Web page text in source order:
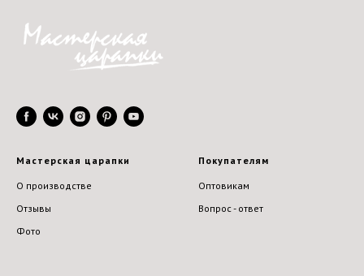
Мастерская царапки
О производстве
Отзывы
Фото
Покупателям
Оптовикам
Вопрос - ответ